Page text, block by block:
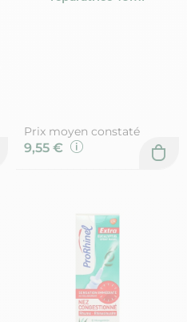
Prix moyen constaté
9,55 €